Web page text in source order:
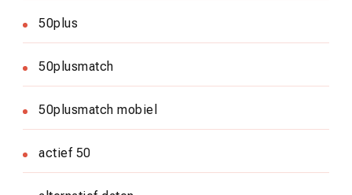
50plus
50plusmatch
50plusmatch mobiel
actief 50